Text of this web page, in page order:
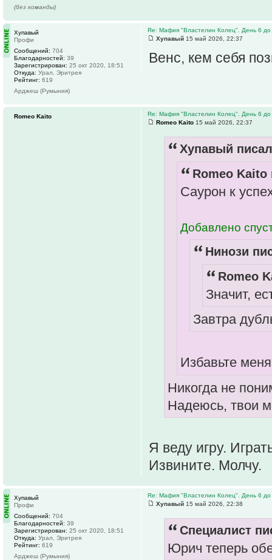
(без команды)
Re: Мафия "Властелин Колец". День 6 до
Хупавый 15 май 2026, 22:37
Венс, кем себя
Хупавый
Профи
Сообщений: 704
Благодарностей: 39
Зарегистрирован: 25 окт 2020, 18:51
Откуда: Урал, Эритрея
Рейтинг: 619
Арджеш (Румыния)
Re: Мафия "Властелин Колец". День 6 до
Romeo Kaito 15 май 2026, 22:37
Хупавый
Romeo Kaito
Саурон к
Добавлено
Нинози
Romeo
Значит,
Завтра
Избавьте
Никогда не
Надеюсь, твои
Я веду игру.
Извините. Молчу.
Romeo Kaito
Re: Мафия "Властелин Колец". День 6 до
Хупавый 15 май 2026, 22:38
Специалист
Юрич теперь
Хупавый
Профи
Сообщений: 704
Благодарностей: 39
Зарегистрирован: 25 окт 2020, 18:51
Откуда: Урал, Эритрея
Рейтинг: 619
Арджеш (Румыния)